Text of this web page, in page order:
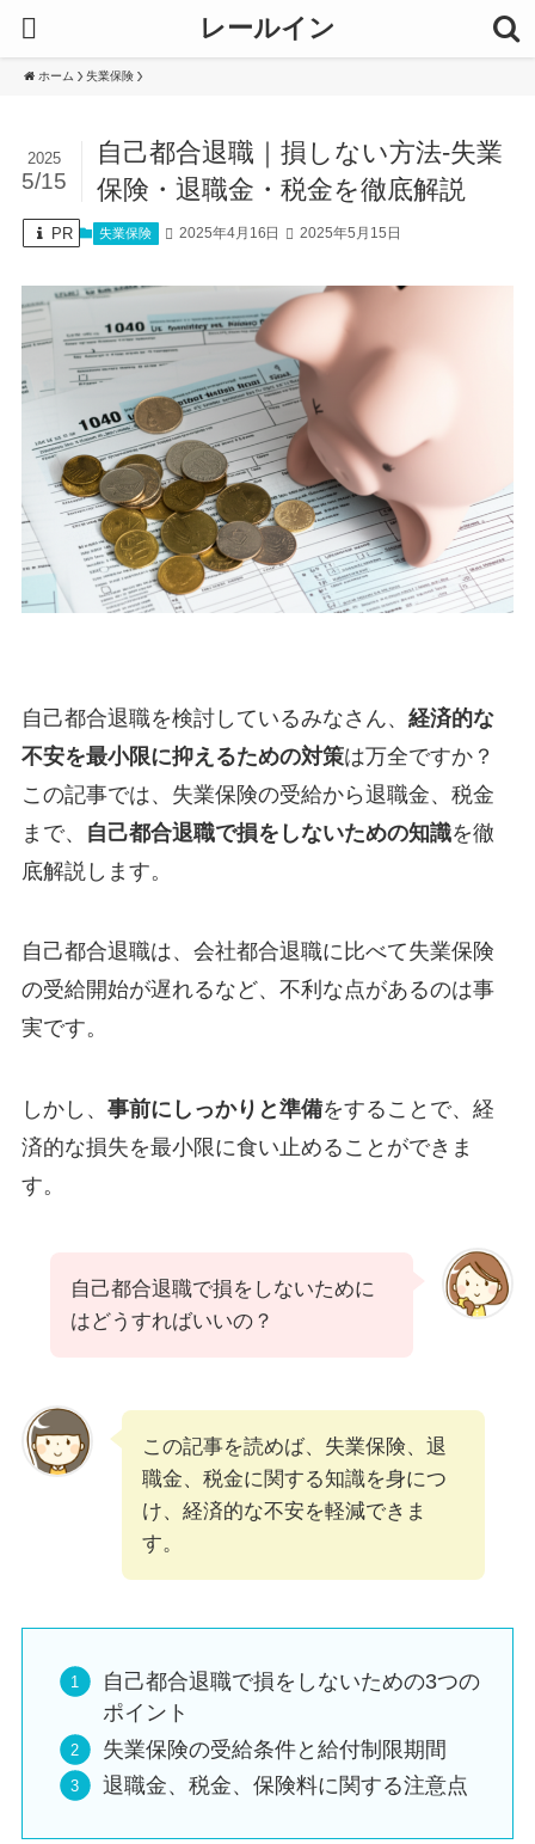
レールイン
ホーム 失業保険
自己都合退職｜損しない方法-失業
保険・退職金・税金を徹底解説
2025
5/15
PR 失業保険 2025年4月16日 2025年5月15日
自己都合退職を検討しているみなさん、 経済的な
不安を最小限に抑えるための対策は万全ですか？
この記事では、失業保険の受給から退職金、税金
まで、
自己都合退職で損をしないための知識を徹
底解説します。
自己都合退職は、会社都合退職に比べて失業保険
の受給開始が遅れるなど、不利な点があるのは事
実です。
しかし、 事前にしっかりと準備をすることで、経
済的な損失を最小限に食い止めることができま
す。
自己都合退職で損をしないために
はどうすればいいの？
この記事を読めば、失業保険、退
職金、税金に関する知識を身につ
け、経済的な不安を軽減できま
す。
自己都合退職で損をしないための3つの
ポイント
失業保険の受給条件と給付制限期間
退職金、税金、保険料に関する注意点